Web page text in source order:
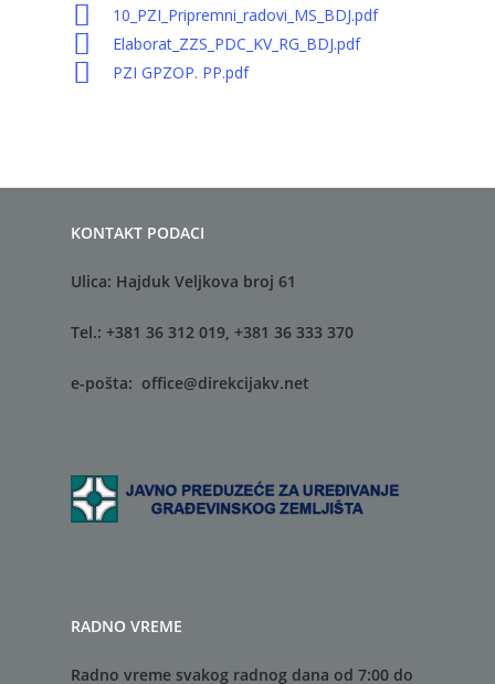
10_PZI_Pripremni_radovi_MS_BDJ.pdf
Elaborat_ZZS_PDC_KV_RG_BDJ.pdf
PZI GPZOP. PP.pdf
KONTAKT PODACI
Ulica: Hajduk Veljkova broj 61
Tel.: +381 36 312 019, +381 36 333 370
e-pošta: office@direkcijakv.net
RADNO VREME
Radno vreme svakog radnog dana od 7:00 do
preduzeća
Struktura zaposlenih
poslove
Služba za javne
poslove
Služba za geodeziju
Služba za investicije
Kontakt